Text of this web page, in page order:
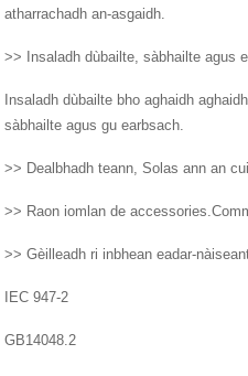
atharrachadh an-asgaidh.
>> Insaladh dùbailte, sàbhailte agus
Insaladh dùbailte bho aghaidh
sàbhailte agus gu earbsach.
>> Dealbhadh teann, Solas ann an
>> Raon iomlan de
>> Gèilleadh ri inbhean eadar-
IEC 947-2
GB14048.2